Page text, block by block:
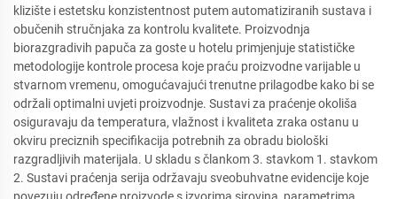
klizište i estetsku konzistentnost putem automatiziranih sustava i
obučenih stručnjaka za kontrolu kvalitete. Proizvodnja
biorazgradivih papuča za goste u hotelu primjenjuje statističke
metodologije kontrole procesa koje praću proizvodne varijable u
stvarnom vremenu, omogućavajući trenutne prilagodbe kako bi se
održali optimalni uvjeti proizvodnje. Sustavi za praćenje okoliša
osiguravaju da temperatura, vlažnost i kvaliteta zraka ostanu u
okviru preciznih specifikacija potrebnih za obradu biološki
razgradljivih materijala. U skladu s člankom 3. stavkom 1. stavkom
2. Sustavi praćenja serija održavaju sveobuhvatne evidencije koje
povezuju određene proizvode s izvorima sirovina, parametrima